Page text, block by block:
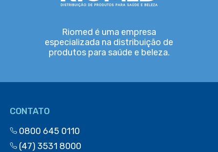
Riomed é uma empresa
especializada na distribuição de
produtos para saúde e beleza.
CONTATO
0800 645 0110
(47) 3531 8000